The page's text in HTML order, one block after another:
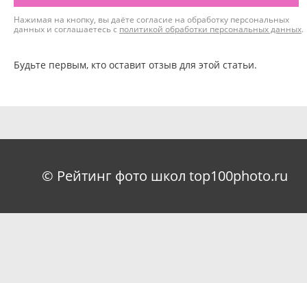
Нажимая на кнопку, вы даёте согласие на обработку персональных
данных и соглашаетесь с политикой обработки персональных данных.
Будьте первым, кто оставит отзыв для этой статьи.
© Рейтинг фото школ top100photo.ru